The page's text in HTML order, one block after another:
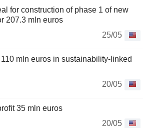
for construction of phase 1 of new
207.3 mln euros
25/05
mln euros in sustainability-linked
20/05
35 mln euros
20/05